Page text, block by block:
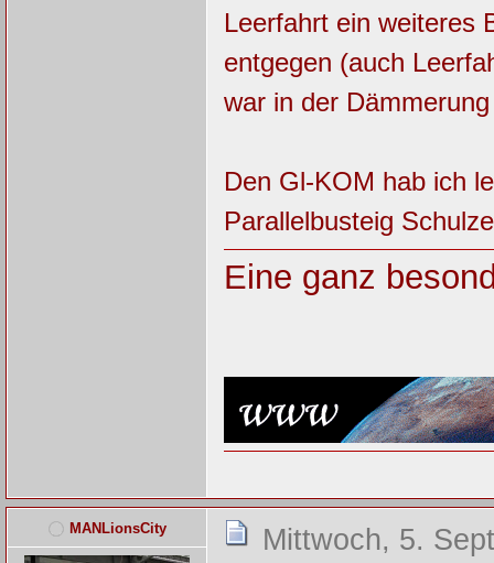
Leerfahrt ein weiteres
entgegen (auch
war in der
Den Gl-KOM hab ich
Parallelbusteig
Eine ganz
MANLionsCity Mittwoch, 5.